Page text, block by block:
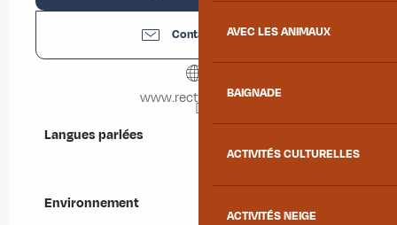
AVEC LES ANIMAUX
BAIGNADE
ACTIVITÉS CULTURELLES
ACTIVITÉS NEIGE
Contactez-nous
www.rectoverso.biz
Langues parlées
Langues parlées
Environnement
Environnement